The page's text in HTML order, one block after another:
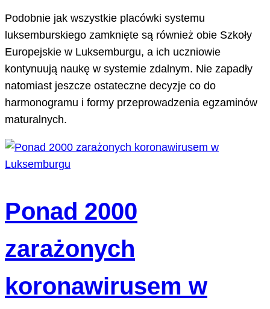
Podobnie jak wszystkie placówki systemu
luksemburskiego zamknięte są również obie Szkoły
Europejskie w Luksemburgu, a ich uczniowie
kontynuują naukę w systemie zdalnym. Nie zapadły
natomiast jeszcze ostateczne decyzje co do
harmonogramu i formy przeprowadzenia egzaminów
maturalnych.
Ponad 2000
zarażonych
koronawirusem w